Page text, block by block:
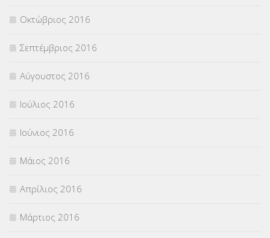
Οκτώβριος 2016
Σεπτέμβριος 2016
Αύγουστος 2016
Ιούλιος 2016
Ιούνιος 2016
Μάιος 2016
Απρίλιος 2016
Μάρτιος 2016